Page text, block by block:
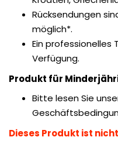
Rücksendungen
möglich*.
Ein professionelles
Verfügung.
Produkt für
Bitte lesen Sie
Dieses Produkt ist